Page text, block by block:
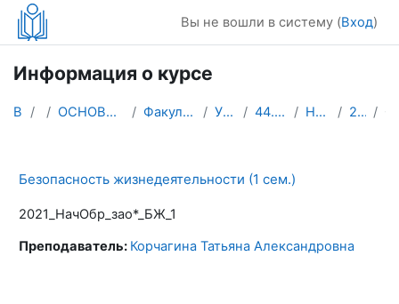
Перейти к основному содержанию
Вы не вошли в систему (Вход)
Информация о курсе
В начало Курсы ОСНОВНЫЕ ПРОФЕССИОНАЛЬНЫЕ ОБРАЗОВАТЕЛЬНЫЕ ПРОГРАММЫ Факультет начального, дошкольного и специального о... УМК (2021 год поступления) 44.03.01 Педагогическое образование Начальное образование (зао.*) 2021_НачОбр_зао*_БЖ_1
Безопасность жизнедеятельности (1 сем.)
2021_НачОбр_зао*_БЖ_1
Преподаватель: Корчагина Татьяна Александровна